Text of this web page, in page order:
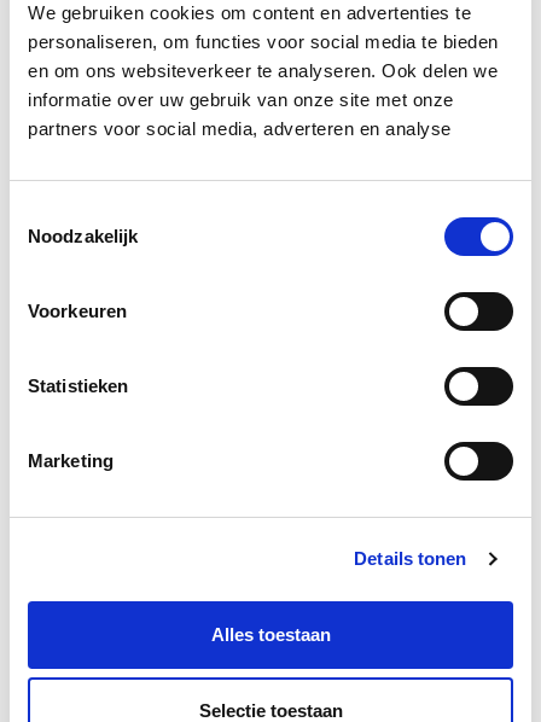
We gebruiken cookies om content en advertenties te
personaliseren, om functies voor social media te bieden
en om ons websiteverkeer te analyseren. Ook delen we
informatie over uw gebruik van onze site met onze
partners voor social media, adverteren en analyse
Noodzakelijk
Voorkeuren
Statistieken
Marketing
Details tonen
Alles toestaan
Selectie toestaan
Voor wie is deze cursus
Veiligheidsbewustzijn bedoeld?
Deze cursus is ontwikkeld voor
veiligheidskundige achtergrond hebben.
Vastgoedbezoeken is geschikt voor
propertymanagers en facility managers,
verkoopmanagers.
Praktisch en direct toepasbaar
leren